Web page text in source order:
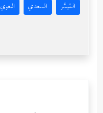
المُيسَّر السعدي البغوي